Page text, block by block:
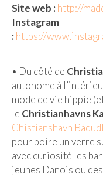
Site web :http://
Instagram
:https://
• Du côté de
autonome à
mode de vie hippie
le Christianhavns
Chistianshavn
pour boire un verre
avec curiosité les
jeunes Danois ou